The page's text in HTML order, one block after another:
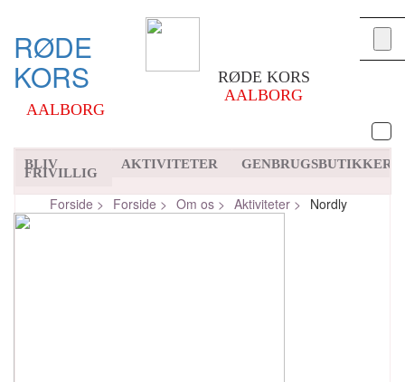
RØDE
KORS
AALBORG
RØDE KORS
AALBORG
BLIV
FRIVILLIG
AKTIVITETER GENBRUGSBUTIKKER
Forside > Forside > Om os > Aktiviteter > Nordly